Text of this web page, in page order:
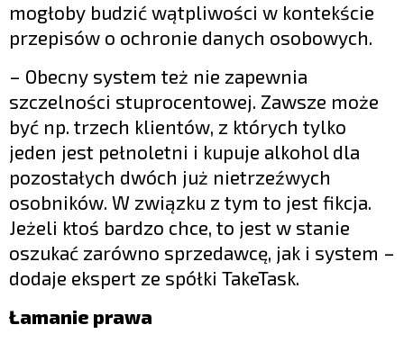
mogłoby budzić wątpliwości w kontekście
przepisów o ochronie danych osobowych.
– Obecny system też nie zapewnia
szczelności stuprocentowej. Zawsze może
być np. trzech klientów, z których tylko
jeden jest pełnoletni i kupuje alkohol dla
pozostałych dwóch już nietrzeźwych
osobników. W związku z tym to jest fikcja.
Jeżeli ktoś bardzo chce, to jest w stanie
oszukać zarówno sprzedawcę, jak i system –
dodaje ekspert ze spółki TakeTask.
Łamanie prawa